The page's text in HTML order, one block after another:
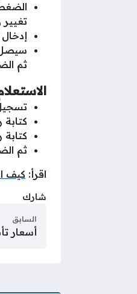
تغيير
سيصل
ثم
ثم
اقرأ: كيف
شارك
السابق
أسعار